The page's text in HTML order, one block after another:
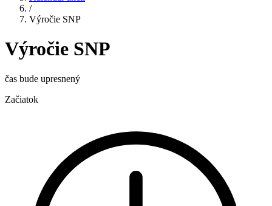
/
Výročie SNP
Výročie SNP
čas bude upresnený
Začiatok